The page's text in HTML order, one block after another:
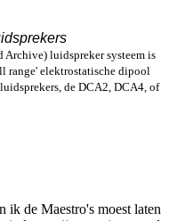
luidspreker systeem is
range' elektrostatische dipool
de DCA2, DCA4, of
ik de Maestro's moest laten